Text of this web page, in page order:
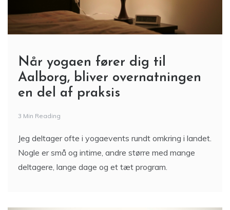
Når yogaen fører dig til
Aalborg, bliver overnatningen
en del af praksis
3 Min Reading
Jeg deltager ofte i yogaevents rundt omkring i landet.
Nogle er små og intime, andre større med mange
deltagere, lange dage og et tæt program.